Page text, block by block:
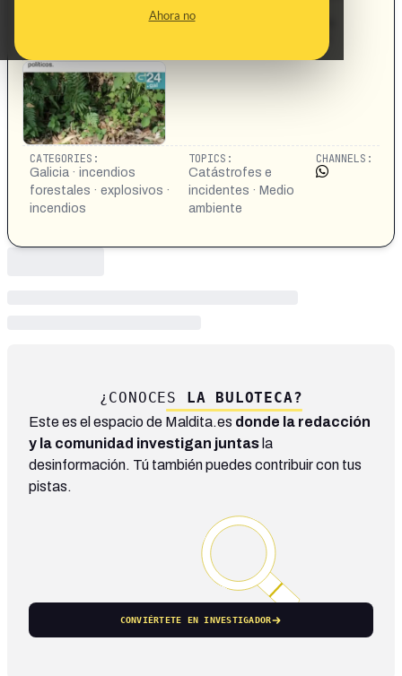
Ahora no
y 92 investigados por los incendios. Quien pretenda
achacar esto al "cambio climático" no tiene vergüenza.
CATEGORIES:
Galicia · incendios
forestales · explosivos ·
incendios
TOPICS:
Catástrofes e
incidentes · Medio
ambiente
CHANNELS:
¿CONOCES LA BULOTECA?
Este es el espacio de Maldita.es donde la redacción
y la comunidad investigan juntas la
desinformación. Tú también puedes contribuir con tus
pistas.
CONVIÉRTETE EN INVESTIGADOR